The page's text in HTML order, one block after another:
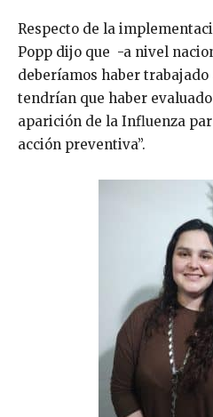
Respecto de la
Popp dijo que -a nivel
deberíamos haber trabajado
tendrían que haber
aparición de la Influenza
acción preventiva”.